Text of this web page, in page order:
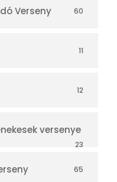
Verseny 60
11
12
versenye
23
65